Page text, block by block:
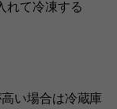
れて冷凍する
い場合は冷蔵庫